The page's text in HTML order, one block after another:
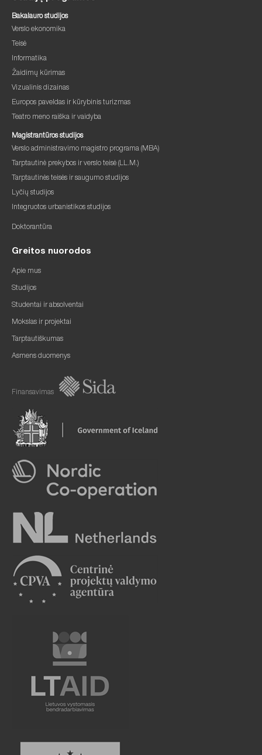
Bakalauro studijos
Verslo ekonomika
Teisė
Informatika
Žaidimų kūrimas
Vizualinis dizainas
Europos paveldas ir kūrybinis turizmas
Teatro meno raiška ir vaidyba
Magistrantūros studijos
Verslo administravimo magistro programa (MBA)
Tarptautinė prekybos ir verslo teisė (LL.M.)
Tarptautinės teisės ir saugumo studijos
Lyčių studijos
Integruotos urbanistikos studijos
Doktorantūra
Greitos nuorodos
Apie mus
Studijos
Studentai ir absolventai
Mokslas ir projektai
Tarptautiškumas
Asmens duomenys
Finansavimas